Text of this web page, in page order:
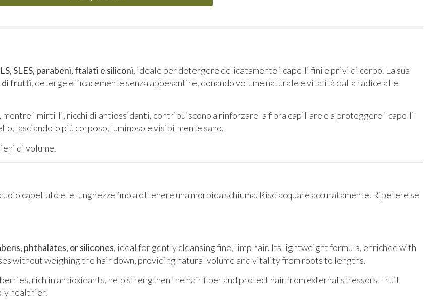
SLES, parabeni, ftalati e siliconi, ideale per detergere delicatamente i capelli fini e privi di corpo. La sua
frutti, deterge efficacemente senza appesantire, donando volume naturale e vitalità dalla radice alle
i mirtilli, ricchi di antiossidanti, contribuiscono a rinforzare la fibra capillare e a proteggere i capelli
lasciandolo più corposo, luminoso e visibilmente sano.
di volume.
capelluto e le lunghezze fino a ottenere una morbida schiuma. Risciacquare accuratamente. Ripetere se
phthalates, or silicones, ideal for gently cleansing fine, limp hair. Its lightweight formula, enriched with
without weighing the hair down, providing natural volume and vitality from roots to lengths.
rich in antioxidants, help strengthen the hair fiber and protect hair from external stressors. Fruit
healthier.